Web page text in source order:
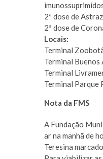
2ª dose de
2ª dose de
Locais:
Terminal
Terminal Buenos
Terminal
Terminal Parque
Nota da FMS
A Fundação
ar na manhã de
Teresina